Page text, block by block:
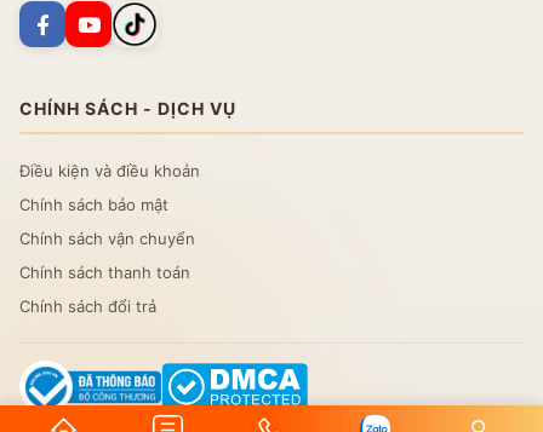
CHÍNH SÁCH - DỊCH VỤ
Điều kiện và điều khoản
Chính sách bảo mật
Chính sách vận chuyển
Chính sách thanh toán
Chính sách đổi trả